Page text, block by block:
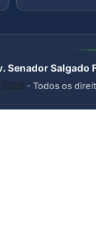
Senador
2026 - Todos os